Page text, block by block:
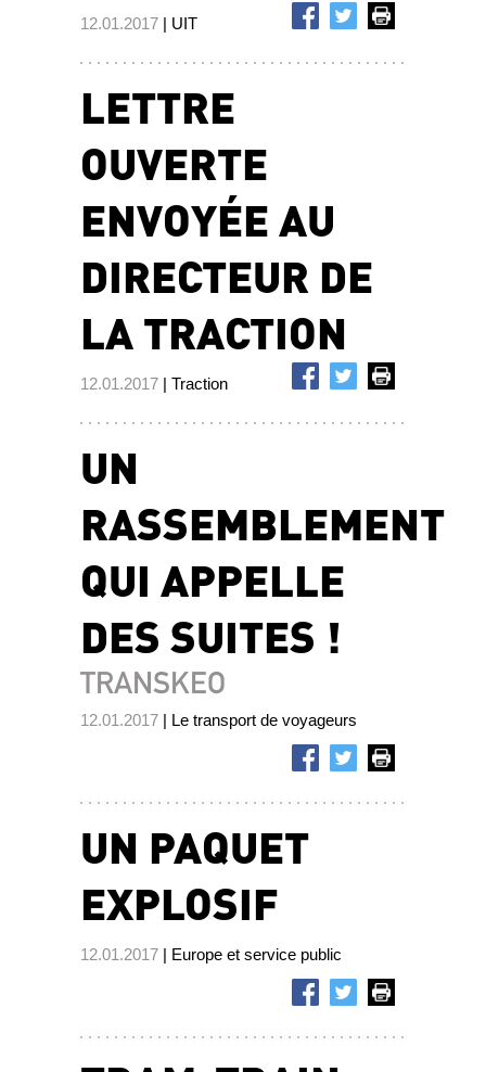
12.01.2017 | UIT
LETTRE
OUVERTE
ENVOYÉE AU
DIRECTEUR DE
LA TRACTION
12.01.2017 | Traction
UN
RASSEMBLEMENT
QUI APPELLE
DES SUITES !
TRANSKEO
12.01.2017 | Le transport de voyageurs
UN PAQUET
EXPLOSIF
12.01.2017 | Europe et service public